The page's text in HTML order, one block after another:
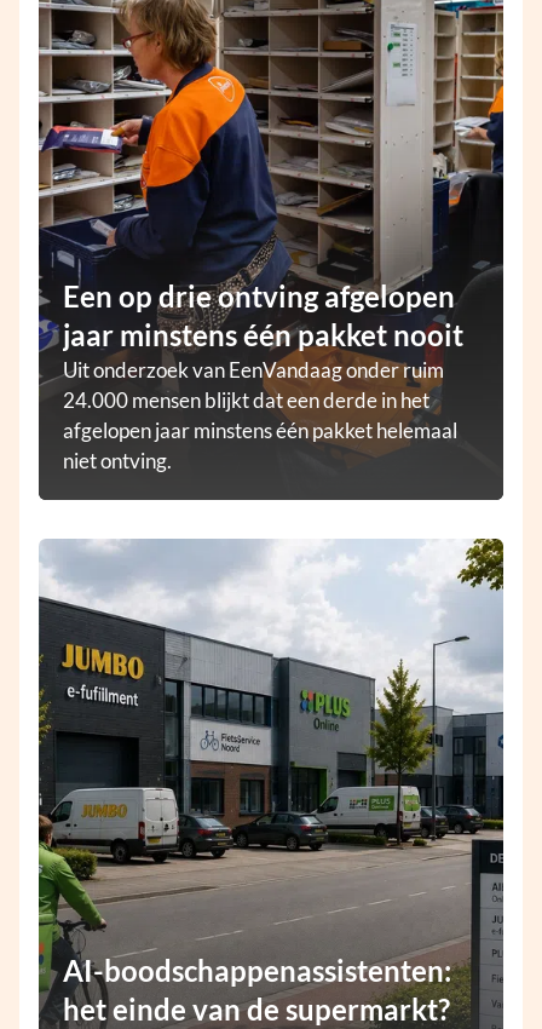
AI-boodschappenassistenten:
het einde van de supermarkt?
Een op drie ontving afgelopen
jaar minstens één pakket nooit
Uit onderzoek van EenVandaag onder ruim
24.000 mensen blijkt dat een derde in het
afgelopen jaar minstens één pakket helemaal
niet ontving.